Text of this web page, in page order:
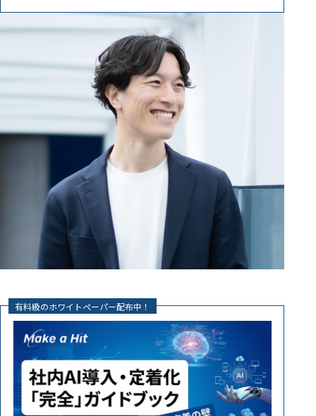
有料級のホワイトペーパー配布中！